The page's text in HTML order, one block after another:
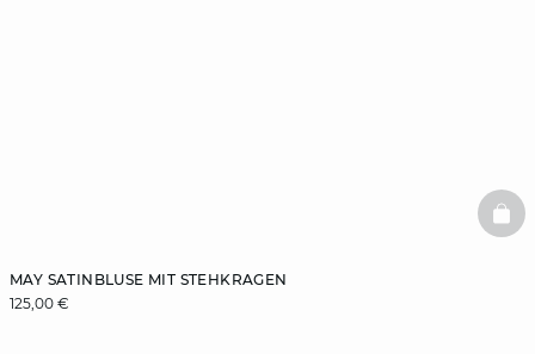
MAY SATINBLUSE MIT STEHKRAGEN
125,00 €